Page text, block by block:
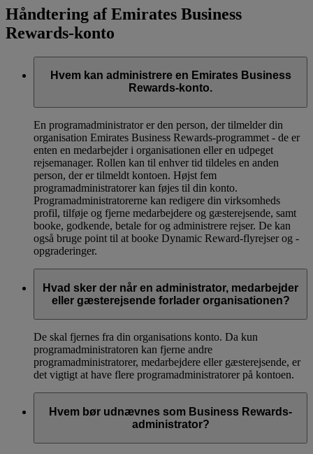
Håndtering af Emirates Business
Rewards-konto
Hvem kan administrere en Emirates Business
Rewards-konto.
En programadministrator er den person, der tilmelder din
organisation Emirates Business Rewards-programmet - de er
enten en medarbejder i organisationen eller en udpeget
rejsemanager. Rollen kan til enhver tid tildeles en anden
person, der er tilmeldt kontoen. Højst fem
programadministratorer kan føjes til din konto.
Programadministratorerne kan redigere din virksomheds
profil, tilføje og fjerne medarbejdere og gæsterejsende, samt
booke, godkende, betale for og administrere rejser. De kan
også bruge point til at booke Dynamic Reward-flyrejser og -
opgraderinger.
Hvad sker der når en administrator, medarbejder
eller gæsterejsende forlader organisationen?
De skal fjernes fra din organisations konto. Da kun
programadministratoren kan fjerne andre
programadministratorer, medarbejdere eller gæsterejsende, er
det vigtigt at have flere programadministratorer på kontoen.
Hvem bør udnævnes som Business Rewards-
administrator?